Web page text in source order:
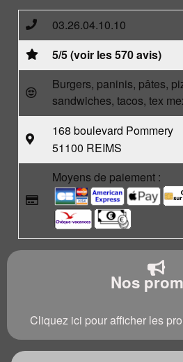
03.26.04.10.10
5/5 (voir les 570 avis)
Burgers, paninis, pâtes,
sandwiches, tacos, tex
168 boulevard Pommery
51100 REIMS
Moyens de paiement :
Nos
Cliquez ici pour afficher les